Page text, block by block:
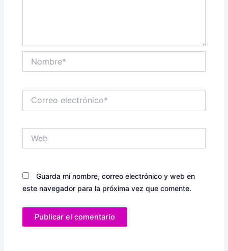
electrónico*
Guarda mi nombre, correo electrónico y web en
este navegador para la próxima vez que comente.